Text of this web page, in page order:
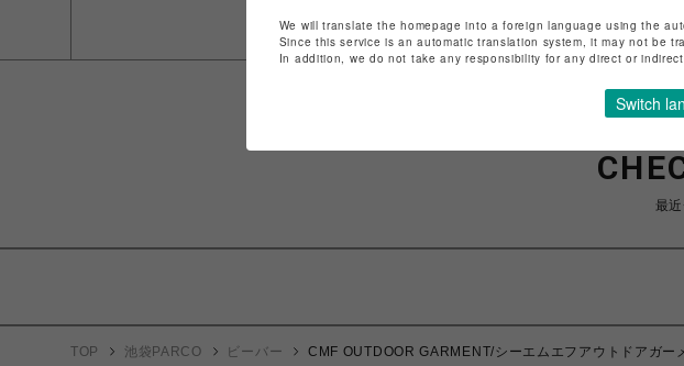
最
TOP 池袋PARCO ビーバー CMF OUTDOOR GARMENT/シーエムエフアウトドアガー
We will translate the homepage into a foreign language using the
Since this service is an automatic translation system, it may not be
In addition, we do not take any responsibility for any direct or
Switch